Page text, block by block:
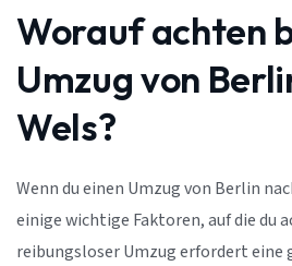
Worauf achten
Umzug von
Wels?
Wenn du einen Umzug von Berlin
einige wichtige Faktoren, auf die du
reibungsloser Umzug erfordert eine